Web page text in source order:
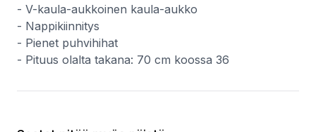
- V-kaula-aukkoinen kaula-aukko
- Nappikiinnitys
- Pienet puhvihihat
- Pituus olalta takana: 70 cm koossa 36